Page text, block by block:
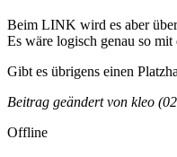
Beim LINK wird es aber
Es wäre logisch genau so
Gibt es übrigens einen
Beitrag geändert von kleo
Offline